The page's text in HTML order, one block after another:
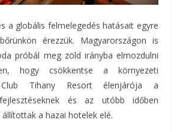
a globális felmelegedés hatásait egyre
érezzük. Magyarországon is
próbál meg zöld irányba elmozdulni
hogy csökkentse a környezeti
Tihany Resort élenjárója a
és az utóbb időben
a hazai hotelek elé.